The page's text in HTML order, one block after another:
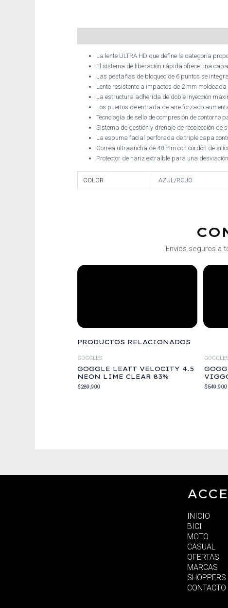
La lente ULTRA HD que define la categoría
El sistema de liberación rápida ofrece una
Las pestañas de bloqueo de 6 puntos se
Lente resistente a impactos de 2 mm moldeada
La estructura adherida de doble inyección
Los puertos de entrada de aire forzado
Tecnología de sello de compresión de
Sistema de gestión y drenaje de recolección de
La espuma facial perforada de triple capa
Correa ultraancha de 48 mm con cordón de
Protector de nariz extraíble para una
COLOR AZUL/ROJO
Envíos seguros a
PRODUCTOS RELACIONADOS
GOGGLES
GOGGLE LEATT VELOCITY 4.5
NEON LIME CLEAR 83%
$289,900 $549,900
INICIO
BICI
MOTO
CASUAL
OFERTAS
MARCAS
SHOPPERS
CONTACTO